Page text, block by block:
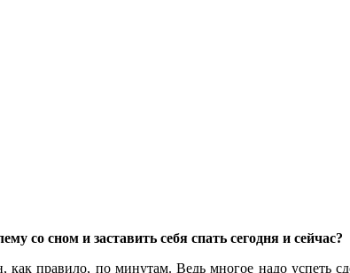
со сном и заставить себя спать сегодня и сейчас?
как правило, по минутам. Ведь многое надо